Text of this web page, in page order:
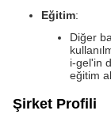
Eğitim:
Diğer
i-gel'in
eğitim
Şirket Profili